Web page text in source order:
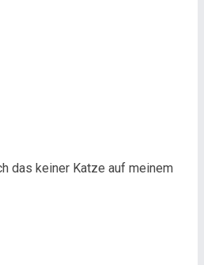
das keiner Katze auf meinem